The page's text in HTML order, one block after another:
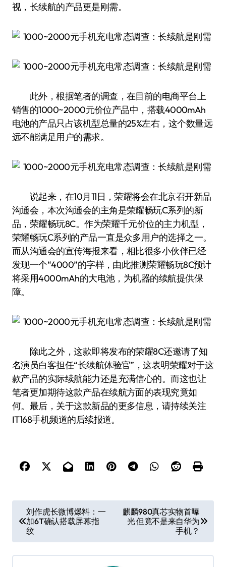
视，长续航的产品更是刚需。
此外，根据笔者的调查，在目前的电商平台上
销售的1000~2000元价位产品中，搭载4000mAh
电池的产品只占该机型总量的25%左右，这个数量远
远不能满足用户的需求。
说起来，在10月11日，荣耀将会在北京召开新品
沟通会，本次沟通会的主角是荣耀畅玩C系列的新
品，荣耀畅玩8C。作为荣耀千元价位的主力机型，
荣耀畅玩C系列的产品一直是众多用户的选择之一。
而从沟通会的宣传海报来看，相比很多小伙伴已经
发现一个“4000”的字样，由此推测荣耀畅玩8C预计
将采用4000mAh的大电池，为机器的续航提供保
障。
除此之外，这款即将发布的荣耀8C还邀请了知
名演员白客担任“长续航体验官”，这表明荣耀对于这
款产品的实际续航能力还是充满信心的。而这也让
笔者更加期待这款产品在续航方面的表现究竟如
何。最后，关于这款新品的更多信息，请持续关注
IT168手机频道的后续报道。
章
导
航
刘作虎长微博爆料：一
加6T确认搭载屏幕指
纹
麒麟980真芯实物首曝
光 但竟不是来自华为
手机？